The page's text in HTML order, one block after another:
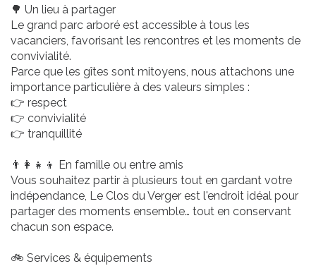
🌳 Un lieu à partager
Le grand parc arboré est accessible à tous les
vacanciers, favorisant les rencontres et les moments de
convivialité.
Parce que les gîtes sont mitoyens, nous attachons une
importance particulière à des valeurs simples :
👉 respect
👉 convivialité
👉 tranquillité
👨‍👩‍👧‍👦 En famille ou entre amis
Vous souhaitez partir à plusieurs tout en gardant votre
indépendance, Le Clos du Verger est l'endroit idéal pour
partager des moments ensemble… tout en conservant
chacun son espace.
🚲 Services & équipements